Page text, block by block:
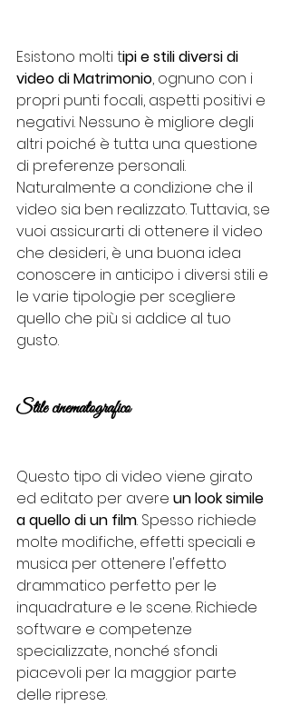
Esistono molti tipi e stili diversi di
video di Matrimonio, ognuno con i
propri punti focali, aspetti positivi e
negativi. Nessuno è migliore degli
altri poiché è tutta una questione
di preferenze personali.
Naturalmente a condizione che il
video sia ben realizzato. Tuttavia, se
vuoi assicurarti di ottenere il video
che desideri, è una buona idea
conoscere in anticipo i diversi stili e
le varie tipologie per scegliere
quello che più si addice al tuo
gusto.
Stile cinematografico
Questo tipo di video viene girato
ed editato per avere un look simile
a quello di un film. Spesso richiede
molte modifiche, effetti speciali e
musica per ottenere l'effetto
drammatico perfetto per le
inquadrature e le scene. Richiede
software e competenze
specializzate, nonché sfondi
piacevoli per la maggior parte
delle riprese.